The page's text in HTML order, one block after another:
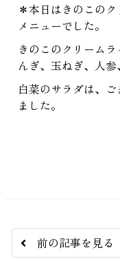
＊本日はきのこの
メニューでした。
きのこのクリーム
んぎ、玉ねぎ、人参
白菜のサラダは、
ました。
前の記事を見る